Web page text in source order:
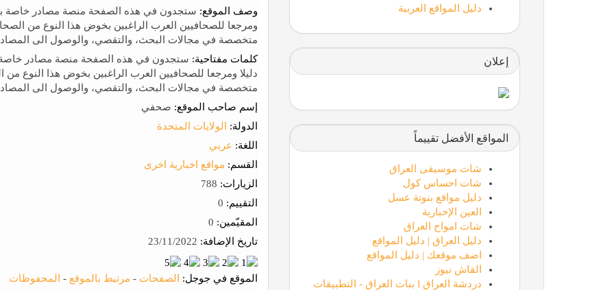
وصف الموقع: ستجدون في هذه الصفحة منصة مصادر خاصة
ومرجعا للصحافيين العرب الراغبين بخوض هذا النوع من
متخصصة في مجالات البحث، والتقصي، والوصول الى
كلمات مفتاحية: ستجدون في هذه الصفحة منصة مصادر خاصة
دليلا ومرجعا للصحافيين العرب الراغبين بخوض هذا النوع
متخصصة في مجالات البحث، والتقصي، والوصول الى
إسم صاحب الموقع: صحفي
الدولة:
الولايات المتحدة
اللغة: عربي
القسم: مواقع اخبارية اخرى
الزيارات:
التقييم:
المقيّمين:
تاريخ الإضافة:
الموقع في جوجل: الصفحات - مرتبط بالموقع - المحفوظات
دليل المواقع العربية
إعلان
المواقع الأفضل تقييماً
شات موسيقى العراق
شات احساس كول
دليل مواقع بنوتة عسل
العين الإخبارية
شات امواج العراق
دليل العراق | دليل المواقع
اضف موقعك | دليل المواقع
القاش نيوز
دردشة العراق l بنات العراق - التطبيقات